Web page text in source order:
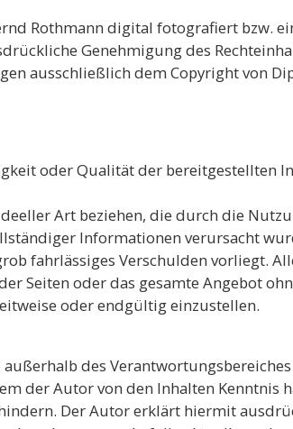
Rothmann digital fotografiert bzw.
Genehmigung des
ausschließlich dem Copyright von
oder Qualität der bereitgestellten
Art beziehen, die durch die
Informationen verursacht
fahrlässiges Verschulden vorliegt.
Seiten oder das gesamte Angebot
oder endgültig einzustellen.
des
der Autor von den Inhalten Kenntnis
Der Autor erklärt hiermit